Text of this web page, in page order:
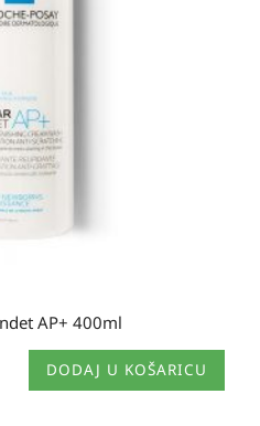
AP+ 400ml
DODAJ U KOŠARICU